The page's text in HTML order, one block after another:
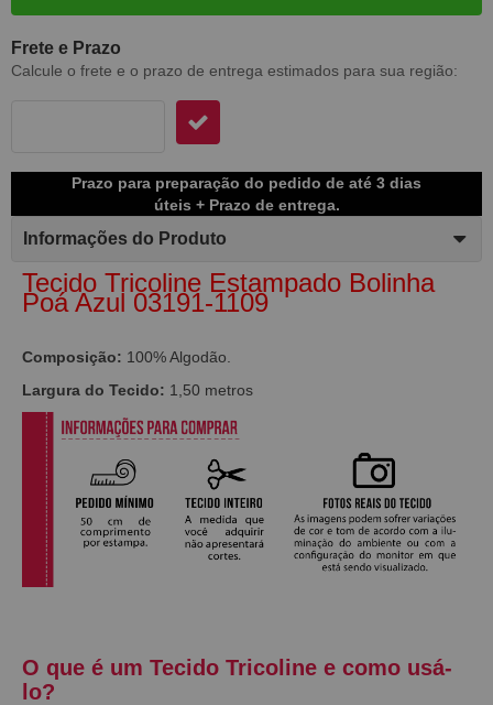
Frete e Prazo
Calcule o frete e o prazo de entrega estimados para sua região:
Prazo para preparação do pedido de até 3 dias
úteis + Prazo de entrega.
Informações do Produto
Tecido Tricoline Estampado Bolinha
Poá Azul 03191-1109
Composição: 100% Algodão.
Largura do Tecido: 1,50 metros
O que é um Tecido Tricoline e como usá-
lo?